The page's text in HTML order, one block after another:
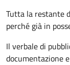
Tutta la restante
perché già in
Il verbale di
documentazione